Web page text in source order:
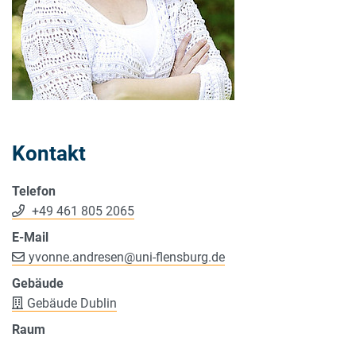
Kontakt
Telefon
+49 461 805 2065
E-Mail
yvonne.andresen@uni-flensburg.de
Gebäude
Gebäude Dublin
Raum